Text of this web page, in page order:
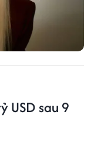
USD sau 9